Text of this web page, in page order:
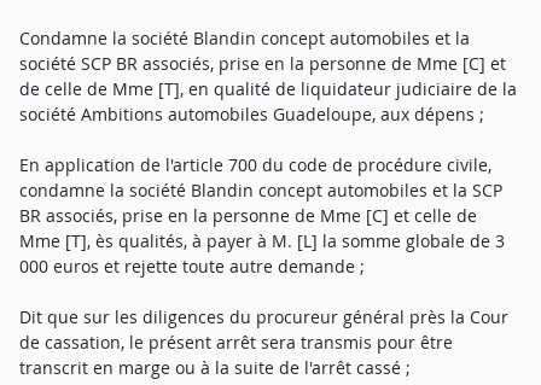
Condamne la société Blandin concept automobiles et la
société SCP BR associés, prise en la personne de Mme [C] et
de celle de Mme [T], en qualité de liquidateur judiciaire de la
société Ambitions automobiles Guadeloupe, aux dépens ;
En application de l'article 700 du code de procédure civile,
condamne la société Blandin concept automobiles et la SCP
BR associés, prise en la personne de Mme [C] et celle de
Mme [T], ès qualités, à payer à M. [L] la somme globale de 3
000 euros et rejette toute autre demande ;
Dit que sur les diligences du procureur général près la Cour
de cassation, le présent arrêt sera transmis pour être
transcrit en marge ou à la suite de l'arrêt cassé ;